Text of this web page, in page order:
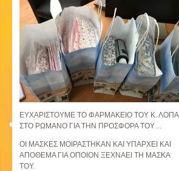
ΕΥΧΑΡΙΣΤΟΥΜΕ ΤΟ ΦΑΡΜΑΚΕΙΟ ΤΟΥ Κ. ΛΟΠΑ
ΣΤΟ ΡΩΜΑΝΟ ΓΙΑ ΤΗΝ ΠΡΟΣΦΟΡΑ ΤΟΥ…
ΟΙ ΜΑΣΚΕΣ ΜΟΙΡΑΣΤΗΚΑΝ ΚΑΙ ΥΠΑΡΧΕΙ ΚΑΙ
ΑΠΟΘΕΜΑ ΓΙΑ ΟΠΟΙΟΝ ΞΕΧΝΑΕΙ ΤΗ ΜΑΣΚΑ
ΤΟΥ.